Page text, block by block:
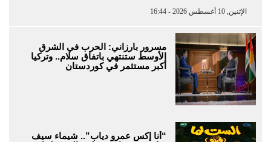
الإثنين, 10 أغسطس 2026 - 16:44
مسرور بارزاني: الحرب في الشرق
الأوسط ستنتهي باتفاق سلام.. وتركيا
أكبر مستثمر في كوردستان
“أنا إكس عمرو دياب”.. شيماء سيف